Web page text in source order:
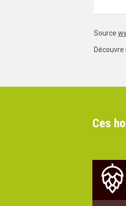
Source
Ces